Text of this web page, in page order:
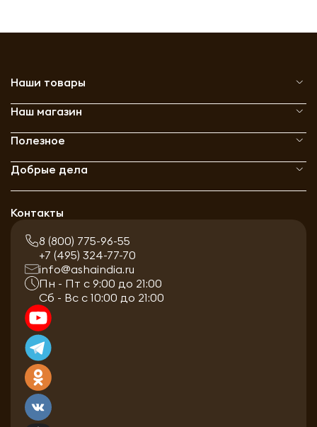
Наши товары
Наш магазин
Полезное
Добрые дела
Контакты
8 (800) 775-96-55
+7 (495) 324-77-70
info@ashaindia.ru
Пн - Пт с 9:00 до 21:00
Сб - Вс с 10:00 до 21:00